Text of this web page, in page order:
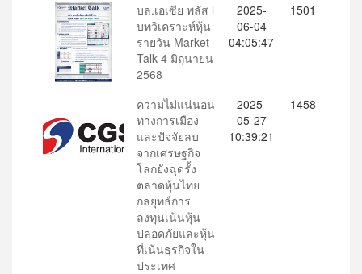
บล.เอเซีย พลัส l
บทวิเคราะห์หุ้น
รายวัน Market
Talk 4 มิถุนายน
2568
2025-
06-04
04:05:47
1501
ความไม่แน่นอน
ทางการเมือง
และปัจจัยลบ
จากเศรษฐกิจ
โลกยังฉุดรั้ง
ตลาดหุ้นไทย
กลยุทธ์การ
ลงทุนเน้นหุ้น
ปลอดภัยและหุ้น
ที่เน้นธุรกิจใน
ประเทศ
2025-
05-27
10:39:21
1458